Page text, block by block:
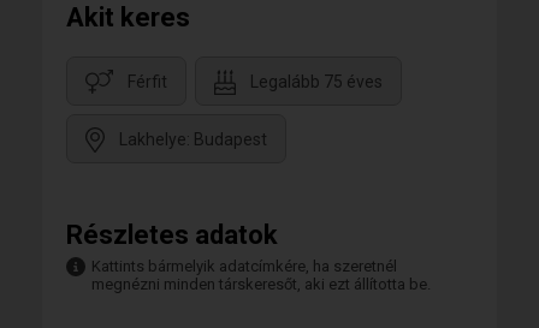
Akit keres
Férfit Legalább 75 éves
Lakhelye: Budapest
Részletes adatok
Kattints bármelyik adatcímkére, ha szeretnél
megnézni minden társkeresőt, aki ezt állította be.